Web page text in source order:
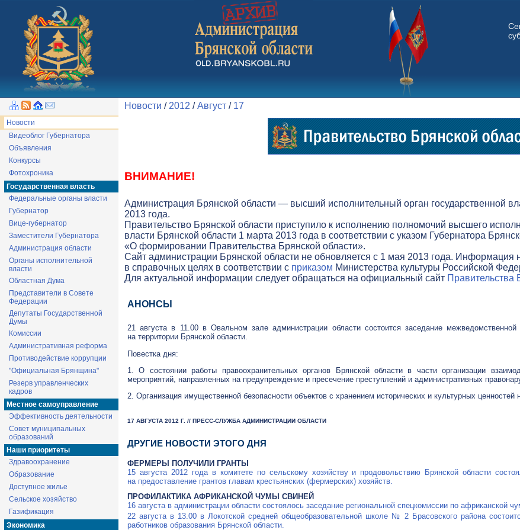
Новости
Видеоблог Губернатора
Объявления
Конкурсы
Фотохроника
Государственная власть
Федеральные органы власти
Губернатор
Вице-губернатор
Заместители Губернатора
Администрация области
Органы исполнительной
власти
Областная Дума
Представители в Совете
Федерации
Депутаты Государственной
Думы
Комиссии
Административная реформа
Противодействие коррупции
"Официальная Брянщина"
Резерв управленческих
кадров
Местное самоуправление
Эффективность деятельности
Совет муниципальных
образований
Наши приоритеты
Здравоохранение
Образование
Доступное жилье
Сельское хозяйство
Газификация
Экономика
Новости / 2012 /Август / 17
ВНИМАНИЕ!
Администрация Брянской области — высший исполнительный орган государственной
2013 года.
Правительство Брянской области приступило к исполнению полномочий высшего
власти Брянской области 1 марта 2013 года в соответствии с указом Губернатора
«О формировании Правительства Брянской области».
Cайт администрации Брянской области не обновляется с 1 мая 2013 года. Информация
в справочных целях в соответствии с приказом Министерства культуры Российской
Для актуальной информации следует обращаться на официальный сайт Правительства
АНОНСЫ
21 августа в 11.00 в Овальном зале администрации области состоится заседание
на территории Брянской области.
Повестка дня:
1. О состоянии работы правоохранительных органов Брянской области в части организации
мероприятий, направленных на предупреждение и пресечение преступлений и административных
2. Организация имущественной безопасности объектов с хранением исторических и культурных ценностей
17 АВГУСТА 2012 Г. // ПРЕСС-СЛУЖБА АДМИНИСТРАЦИИ ОБЛАСТИ
ДРУГИЕ НОВОСТИ ЭТОГО ДНЯ
ФЕРМЕРЫ ПОЛУЧИЛИ ГРАНТЫ
15 августа 2012 года в комитете по сельскому хозяйству и продовольствию Брянской области
на предоставление грантов главам крестьянских (фермерских) хозяйств.
ПРОФИЛАКТИКА АФРИКАНСКОЙ ЧУМЫ СВИНЕЙ
16 августа в администрации области состоялось заседание региональной спецкомиссии по африканской
22 августа в 13.00 в Локотской средней общеобразовательной школе № 2 Брасовского района
работников образования Брянской области.